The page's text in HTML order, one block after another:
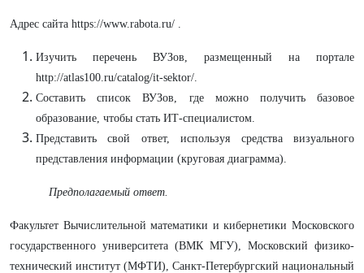
Адрес сайта https://www.rabota.ru/ .
Изучить перечень ВУЗов, размещенный на портале
http://atlas100.ru/catalog/it-sektor/.
Составить список ВУЗов, где можно получить базовое
образование, чтобы стать ИТ-специалистом.
Представить свой ответ, используя средства визуального
представления информации (круговая диаграмма).
Предполагаемый ответ.
Факультет Вычислительной математики и кибернетики Московского
государственного университета (ВМК МГУ), Московский физико-
технический институт (МФТИ), Санкт-Петербургский национальный